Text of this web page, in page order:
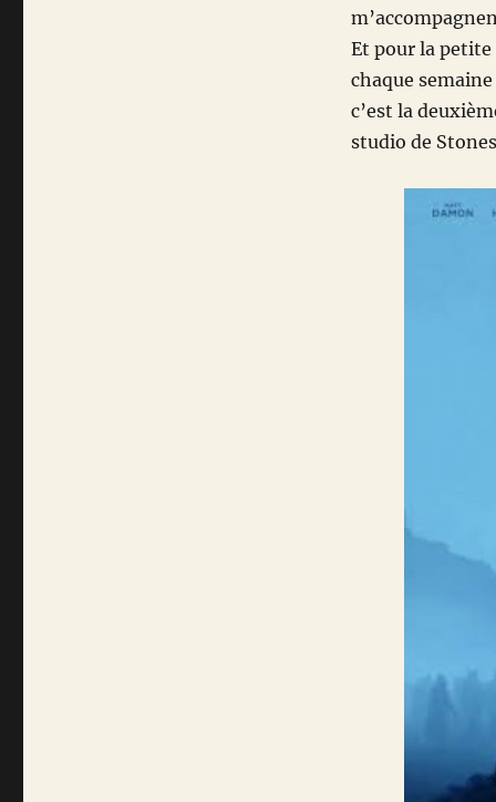
Et pour la
chaque
c’est la
studio de